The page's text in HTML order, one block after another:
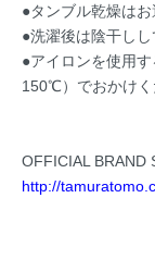
●タンブル乾燥はお
●洗濯後は陰干しし
●アイロンを使用
150℃）でおかけく
OFFICIAL BRAND
http://